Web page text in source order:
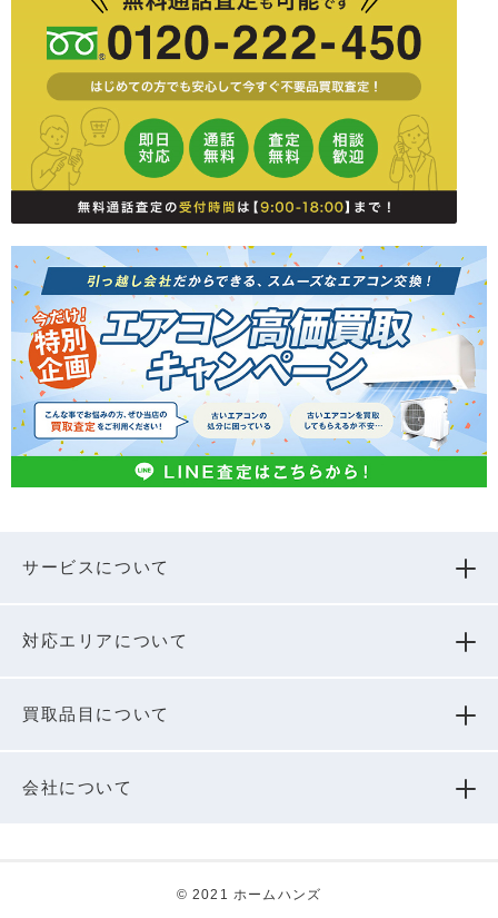
サービスについて
対応エリアについて
買取品⽬について
会社について
© 2021 ホームハンズ